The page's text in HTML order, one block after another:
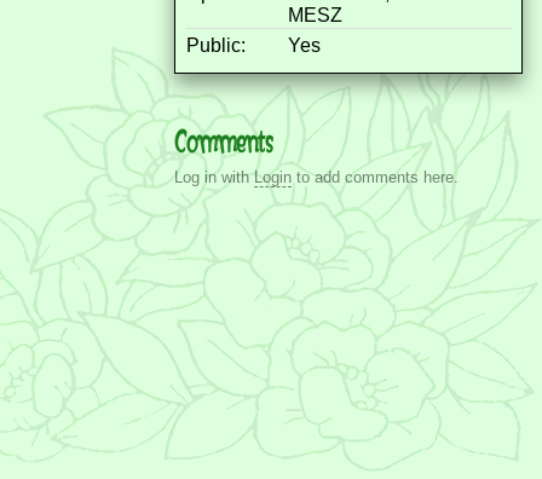
MESZ
Public:
Yes
Comments
Log in withLogin to add comments here.